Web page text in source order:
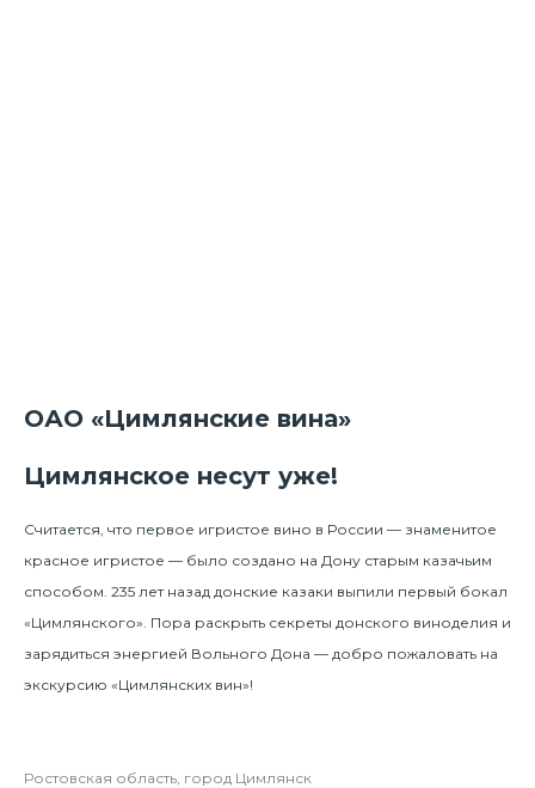
ОАО «Цимлянские вина»
Цимлянское несут уже!
Считается, что первое игристое вино в России — знаменитое
красное игристое — было создано на Дону старым казачьим
способом. 235 лет назад донские казаки выпили первый бокал
«Цимлянского». Пора раскрыть секреты донского виноделия и
зарядиться энергией Вольного Дона — добро пожаловать на
экскурсию «Цимлянских вин»!
Ростовская область, город Цимлянск